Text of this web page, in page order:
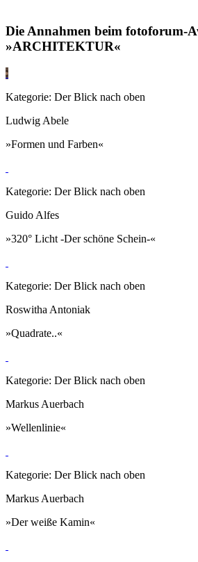
Die Annahmen beim fotoforum-
»ARCHITEKTUR«
Kategorie: Der Blick nach oben
Ludwig Abele
»Formen und Farben«
Kategorie: Der Blick nach oben
Guido Alfes
»320° Licht -Der schöne Schein-«
Kategorie: Der Blick nach oben
Roswitha Antoniak
»Quadrate..«
Kategorie: Der Blick nach oben
Markus Auerbach
»Wellenlinie«
Kategorie: Der Blick nach oben
Markus Auerbach
»Der weiße Kamin«